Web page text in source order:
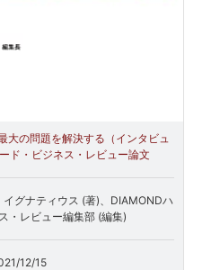
大の問題を解決する（インタビュ
ド・ビジネス・レビュー論文
グナティウス (著)、DIAMONDハ
・レビュー編集部 (編集)
12/15